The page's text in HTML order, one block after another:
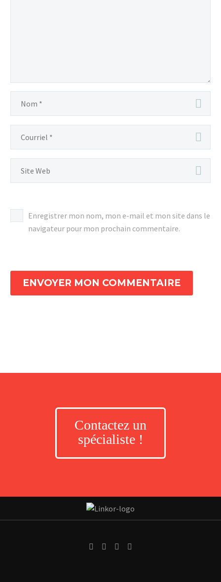
Enregistrer mon nom, mon e-mail et mon site dans le
navigateur pour mon prochain commentaire.
ENVOYER MON COMMENTAIRE
Contactez un
spécialiste !